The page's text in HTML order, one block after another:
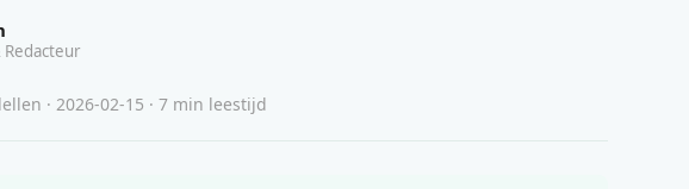
· 2026-02-15 · 7 min leestijd